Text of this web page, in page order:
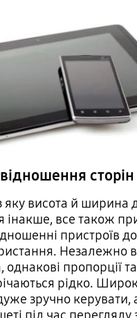
сторін
висота й ширина
інакше, все також
пристроїв
Незалежно
однакові пропорції
рідко.
зручно керувати,
під час перегляду